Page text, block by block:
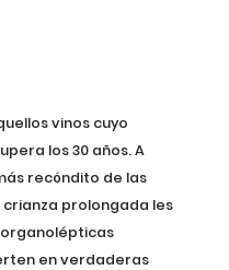
vinos cuyo
los 30 años. A
recóndito de las
prolongada les
en verdaderas